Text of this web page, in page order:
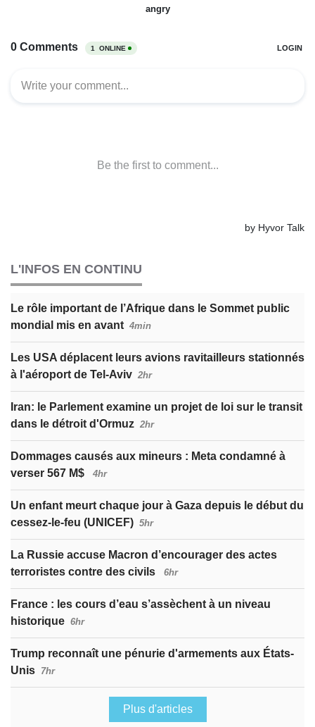
L'INFOS EN CONTINU
Le rôle important de l’Afrique dans le Sommet public
mondial mis en avant 4min
Les USA déplacent leurs avions ravitailleurs stationnés
à l'aéroport de Tel-Aviv 2hr
Iran: le Parlement examine un projet de loi sur le transit
dans le détroit d'Ormuz 2hr
Dommages causés aux mineurs : Meta condamné à
verser 567 M$
4hr
Un enfant meurt chaque jour à Gaza depuis le début du
cessez-le-feu (UNICEF) 5hr
La Russie accuse Macron d’encourager des actes
terroristes contre des civils
6hr
France : les cours d’eau s’assèchent à un niveau
historique 6hr
Trump reconnaît une pénurie d'armements aux États-
Unis 7hr
Plus d'articles